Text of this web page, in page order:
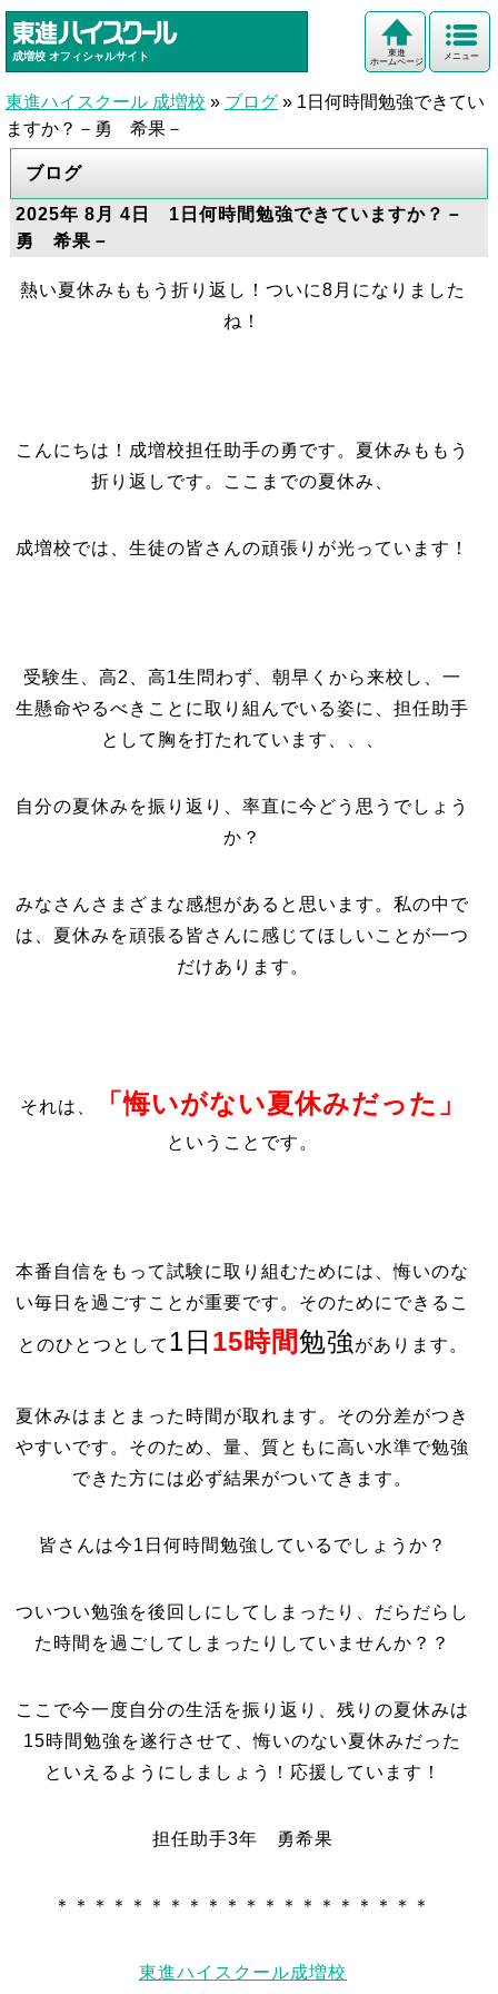
成増校 オフィシャルサイト メニュー
東進
ホームページ
東進ハイスクール 成増校 » ブログ » 1日何時間勉強できてい
ますか？－勇 希果－
ブログ
2025年 8月 4日 1日何時間勉強できていますか？－
勇 希果－
熱い夏休みももう折り返し！ついに8月になりました
ね！
こんにちは！成増校担任助手の勇です。夏休みももう
折り返しです。ここまでの夏休み、
成増校では、生徒の皆さんの頑張りが光っています！
受験生、高2、高1生問わず、朝早くから来校し、一
生懸命やるべきことに取り組んでいる姿に、担任助手
として胸を打たれています、、、
自分の夏休みを振り返り、率直に今どう思うでしょう
か？
みなさんさまざまな感想があると思います。私の中で
は、夏休みを頑張る皆さんに感じてほしいことが一つ
だけあります。
それは、 「悔いがない夏休みだった」
ということです。
本番自信をもって試験に取り組むためには、悔いのな
い毎日を過ごすことが重要です。そのためにできるこ
とのひとつとして 1日 15時間勉強があります。
夏休みはまとまった時間が取れます。その分差がつき
やすいです。そのため、量、質ともに高い水準で勉強
できた方には必ず結果がついてきます。
皆さんは今1日何時間勉強しているでしょうか？
ついつい勉強を後回しにしてしまったり、だらだらし
た時間を過ごしてしまったりしていませんか？？
ここで今一度自分の生活を振り返り、残りの夏休みは
15時間勉強を遂行させて、悔いのない夏休みだった
といえるようにしましょう！応援しています！
担任助手3年 勇希果
＊＊＊＊＊＊＊＊＊＊＊＊＊＊＊＊＊＊＊＊
東進ハイスクール成増校